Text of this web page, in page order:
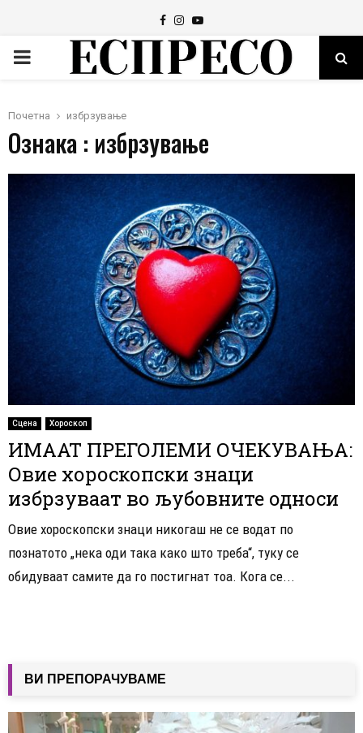
Facebook
Instagram
Youtube
PRIMARY
Почетна избрзување
Ознака : избрзување
Сцена Хороскоп
ИМААТ ПРЕГОЛЕМИ ОЧЕКУВАЊА:
Овие хороскопски знаци
избрзуваат во љубовните односи
Овие хороскопски знаци никогаш не се водат по
познатото „нека оди така како што треба“, туку се
обидуваат самите да го постигнат тоа. Кога се...
ВИ ПРЕПОРАЧУВАМЕ